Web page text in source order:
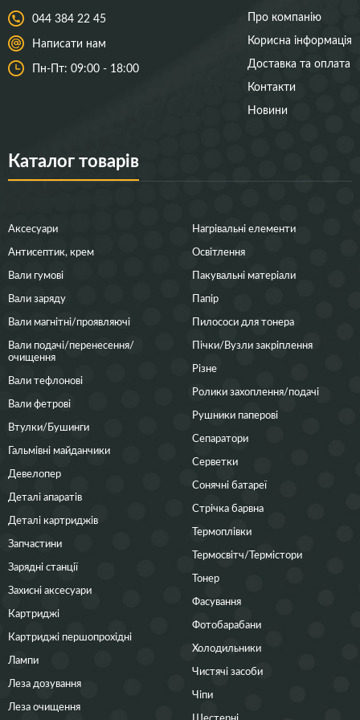
044 384 22 45
Написати нам
Пн-Пт: 09:00 - 18:00
Про компанію
Корисна інформація
Доставка та оплата
Контакти
Новини
Каталог товарів
Аксесуари
Антисептик, крем
Вали гумові
Вали заряду
Вали магнітні/проявляючі
Вали подачі/перенесення/
очищення
Вали тефлонові
Вали фетрові
Втулки/Бушинги
Гальмівні майданчики
Девелопер
Деталі апаратів
Деталі картриджів
Запчастини
Зарядні станції
Захисні аксесуари
Картриджі
Картриджі першопрохідні
Лампи
Леза дозування
Леза очищення
Нагрівальні елементи
Освітлення
Пакувальні матеріали
Папір
Пилососи для тонера
Пічки/Вузли закріплення
Різне
Ролики захоплення/подачі
Рушники паперові
Сепаратори
Серветки
Сонячні батареї
Стрічка барвна
Термоплівки
Термосвітч/Термістори
Тонер
Фасування
Фотобарабани
Холодильники
Чистячі засоби
Чіпи
Шестерні